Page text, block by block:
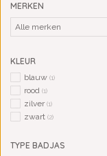
MERKEN
KLEUR
blauw (1)
rood (1)
zilver(1)
zwart (2)
TYPE BADJAS